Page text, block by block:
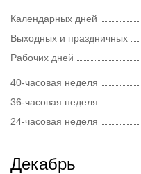
Календарных дней
Выходных и праздничных
Рабочих дней
40-часовая неделя
36-часовая неделя
24-часовая неделя
Декабрь